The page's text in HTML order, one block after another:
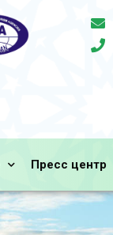
Пресс центр